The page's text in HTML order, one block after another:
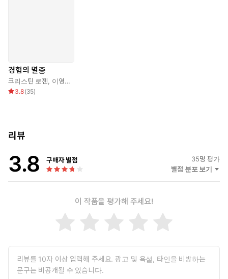
경험의 멸종
크리스틴 로젠, 이영래
3.8(35)
리뷰
3.8 구매자 별점 35명 평가
별점 분포 보기
이 작품을 평가해 주세요!